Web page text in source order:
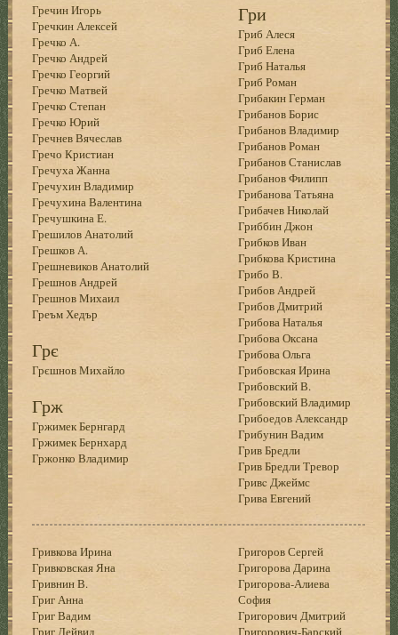
Гречин Игорь
Гречкин Алексей
Гречко А.
Гречко Андрей
Гречко Георгий
Гречко Матвей
Гречко Степан
Гречко Юрий
Гречнев Вячеслав
Гречо Кристиан
Гречуха Жанна
Гречухин Владимир
Гречухина Валентина
Гречушкина Е.
Грешилов Анатолий
Грешков А.
Грешневиков Анатолий
Грешнов Андрей
Грешнов Михаил
Греъм Хедър
Грє
Грєшнов Михайло
Грж
Гржимек Бернгард
Гржимек Бернхард
Гржонко Владимир
Гри
Гриб Алеся
Гриб Елена
Гриб Наталья
Гриб Роман
Грибакин Герман
Грибанов Борис
Грибанов Владимир
Грибанов Роман
Грибанов Станислав
Грибанов Филипп
Грибанова Татьяна
Грибачев Николай
Гриббин Джон
Грибков Иван
Грибкова Кристина
Грибо В.
Грибов Андрей
Грибов Дмитрий
Грибова Наталья
Грибова Оксана
Грибова Ольга
Грибовская Ирина
Грибовский В.
Грибовский Владимир
Грибоедов Александр
Грибунин Вадим
Грив Бредли
Грив Бредли Тревор
Гривc Джеймс
Грива Евгений
Гривкова Ирина
Гривковская Яна
Гривнин В.
Григ Анна
Григ Вадим
Григ Дейвид
Григоров Сергей
Григорова Дарина
Григорова-Алиева
София
Григорович Дмитрий
Григорович-Барский